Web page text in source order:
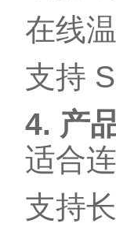
在线
支持
4. 产
适合
支持